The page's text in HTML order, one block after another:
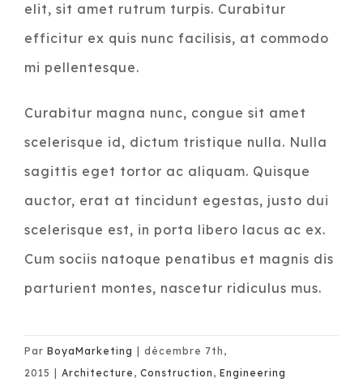
elit, sit amet rutrum turpis. Curabitur
efficitur ex quis nunc facilisis, at commodo
mi pellentesque.
Curabitur magna nunc, congue sit amet
scelerisque id, dictum tristique nulla. Nulla
sagittis eget tortor ac aliquam. Quisque
auctor, erat at tincidunt egestas, justo dui
scelerisque est, in porta libero lacus ac ex.
Cum sociis natoque penatibus et magnis dis
parturient montes, nascetur ridiculus mus.
Par BoyaMarketing
décembre 7th,
2015
Architecture , Construction , Engineering